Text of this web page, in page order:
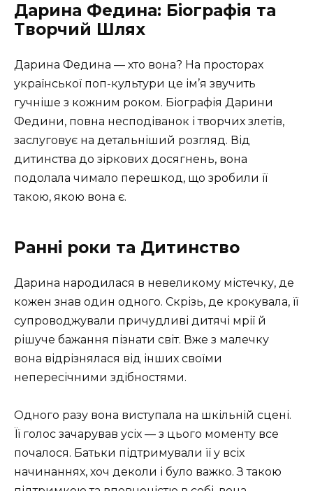
Дарина Федина: Біографія та
Творчий Шлях
Дарина Федина — хто вона? На просторах
української поп-культури це ім’я звучить
гучніше з кожним роком. Біографія Дарини
Федини, повна несподіванок і творчих злетів,
заслуговує на детальніший розгляд. Від
дитинства до зіркових досягнень, вона
подолала чимало перешкод, що зробили її
такою, якою вона є.
Ранні роки та Дитинство
Дарина народилася в невеликому містечку, де
кожен знав один одного. Скрізь, де крокувала, її
супроводжували причудливі дитячі мрії й
рішуче бажання пізнати світ. Вже з малечку
вона відрізнялася від інших своїми
непересічними здібностями.
Одного разу вона виступала на шкільній сцені.
Її голос зачарував усіх — з цього моменту все
почалося. Батьки підтримували її у всіх
начинаннях, хоч деколи і було важко. З такою